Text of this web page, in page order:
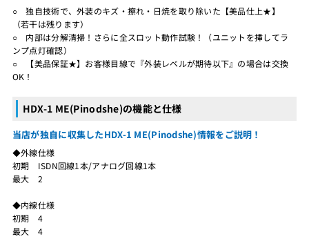
○ 独自技術で、外装のキズ・擦れ・日焼を取り除いた【美品仕上★】
（若干は残ります）
○ 内部は分解清掃！さらに全スロット動作試験！（ユニットを挿してラ
ンプ点灯確認）
○ 【美品保証★】お客様目線で『外装レベルが期待以下』の場合は交換
OK！
HDX-1 ME(Pinodshe)の機能と仕様
当店が独自に収集したHDX-1 ME(Pinodshe)情報をご説明！
◆外線仕様
初期 ISDN回線1本/アナログ回線1本
最大 2
◆内線仕様
初期 4
最大 4